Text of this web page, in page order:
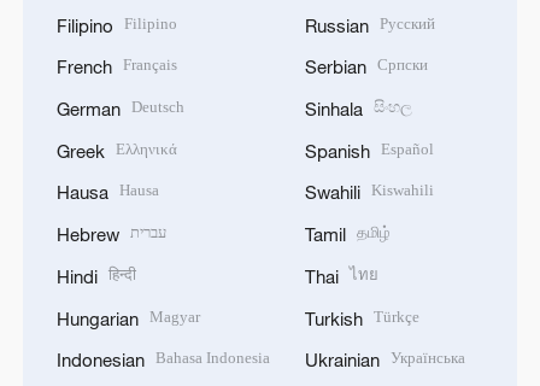
Filipino Filipino
French Français
German Deutsch
Greek Ελληνικά
Hausa Hausa
Hebrew עברית
Hindi हिन्दी
Hungarian Magyar
Indonesian Bahasa Indonesia
Russian Русский
Serbian Српски
Sinhala සිංහල
Spanish Español
Swahili Kiswahili
Tamil தமிழ்
Thai ไทย
Turkish Türkçe
Ukrainian Українська